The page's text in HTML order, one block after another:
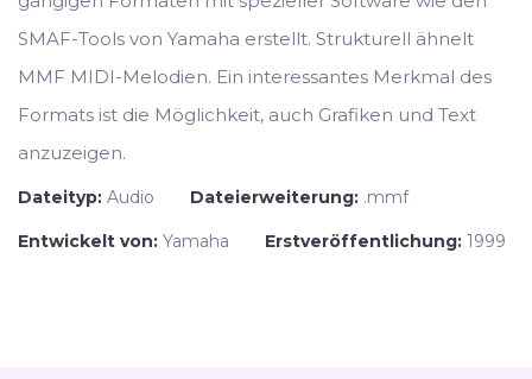
SMAF-Tools von Yamaha erstellt. Strukturell ähnelt
MMF MIDI-Melodien. Ein interessantes Merkmal des
Formats ist die Möglichkeit, auch Grafiken und Text
anzuzeigen.
Dateityp: Audio Dateierweiterung: .mmf
Entwickelt von: Yamaha Erstveröffentlichung: 1999